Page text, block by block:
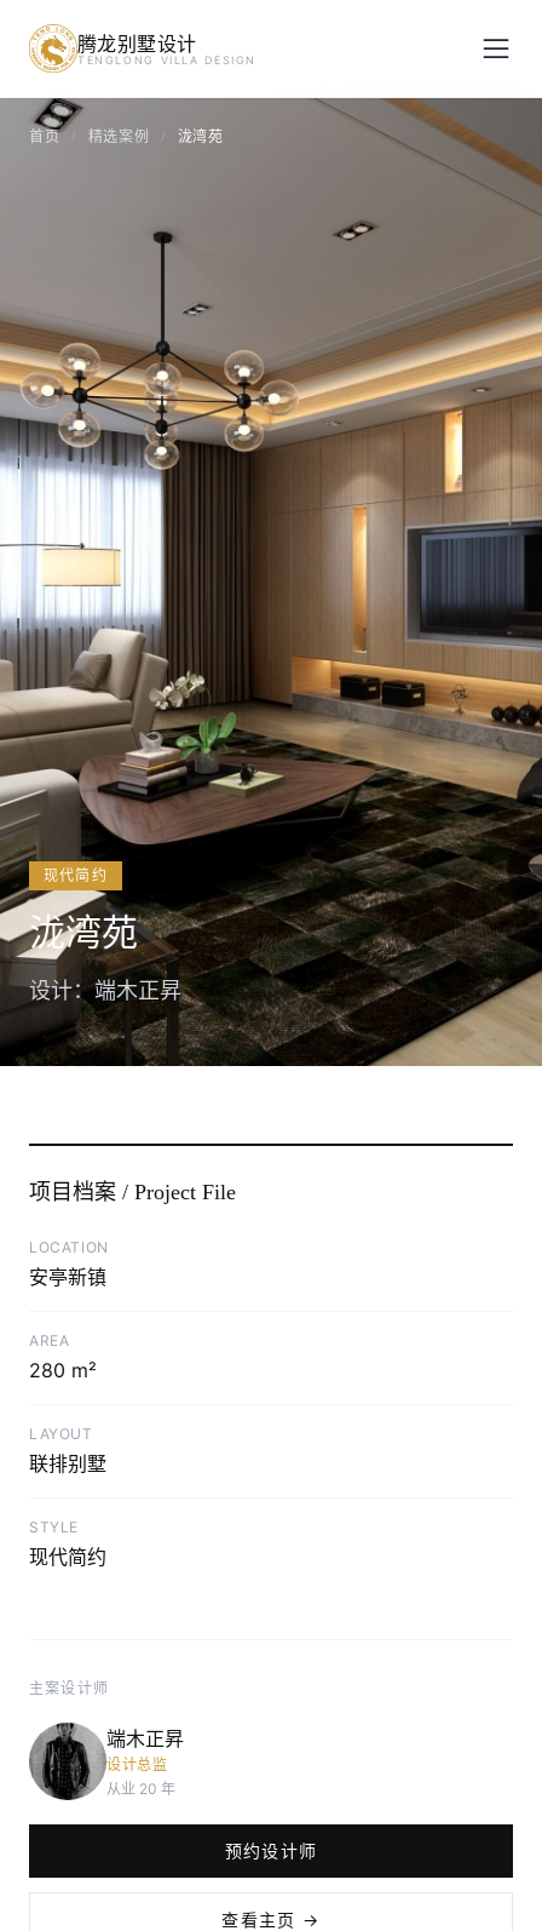
腾龙别墅设计
TENGLONG VILLA DESIGN
首页 精选案例 泷湾苑
现代简约
泷湾苑
设计：端木正昇
项目档案 / Project File
LOCATION
安亭新镇
AREA
280 m²
LAYOUT
联排别墅
STYLE
现代简约
主案设计师
端木正昇
设计总监
从业 20 年
预约设计师
查看主页 →
预约设计咨询
姓名*
房屋面积（㎡）
提交即视为您同意我们与您联系，信息仅用于设计咨询服务